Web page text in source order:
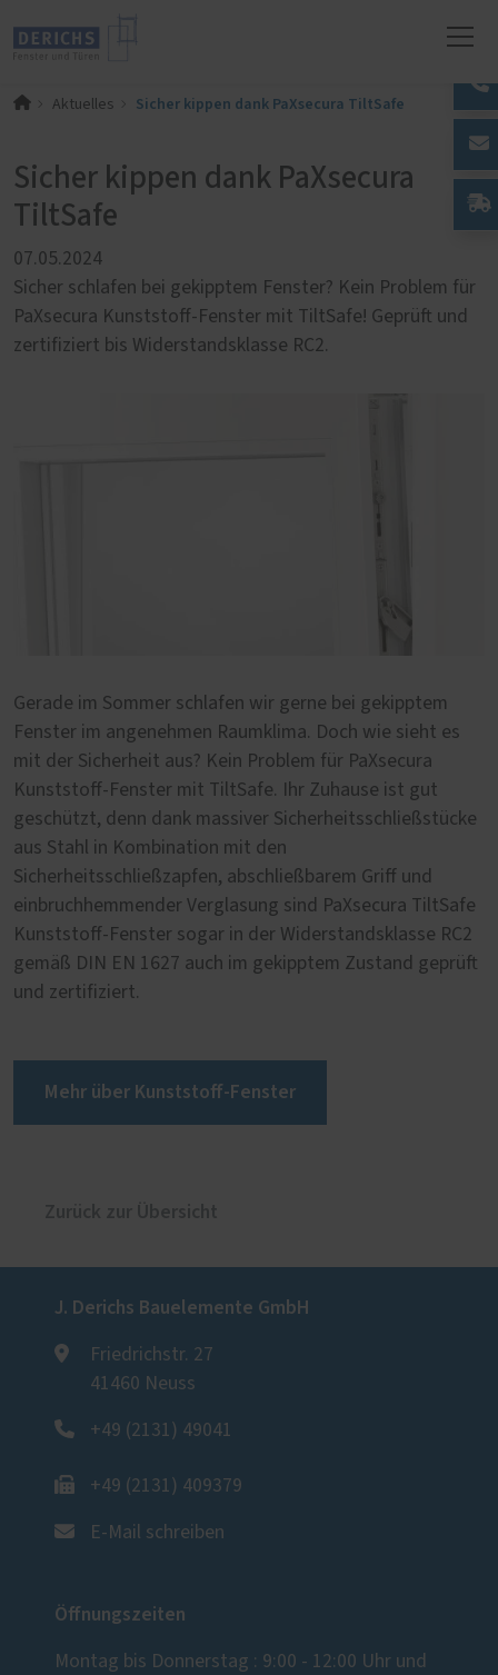
Aktuelles Sicher kippen dank PaXsecura TiltSafe
Sicher kippen dank PaXsecura
TiltSafe
07.05.2024
Sicher schlafen bei gekipptem Fenster? Kein Problem für
PaXsecura Kunststoff-Fenster mit TiltSafe! Geprüft und
zertifiziert bis Widerstandsklasse RC2.
Gerade im Sommer schlafen wir gerne bei gekipptem
Fenster im angenehmen Raumklima. Doch wie sieht es
mit der Sicherheit aus? Kein Problem für PaXsecura
Kunststoff-Fenster mit TiltSafe. Ihr Zuhause ist gut
geschützt, denn dank massiver Sicherheitsschließstücke
aus Stahl in Kombination mit den
Sicherheitsschließzapfen, abschließbarem Griff und
einbruchhemmender Verglasung sind PaXsecura TiltSafe
Kunststoff-Fenster sogar in der Widerstandsklasse RC2
gemäß DIN EN 1627 auch im gekipptem Zustand geprüft
und zertifiziert.
Mehr über Kunststoff-Fenster
J. Derichs Bauelemente GmbH
Friedrichstr. 27
41460 Neuss
+49 (2131) 49041
+49 (2131) 409379
E-Mail schreiben
Öffnungszeiten
Montag bis Donnerstag : 9:00 - 12:00 Uhr und